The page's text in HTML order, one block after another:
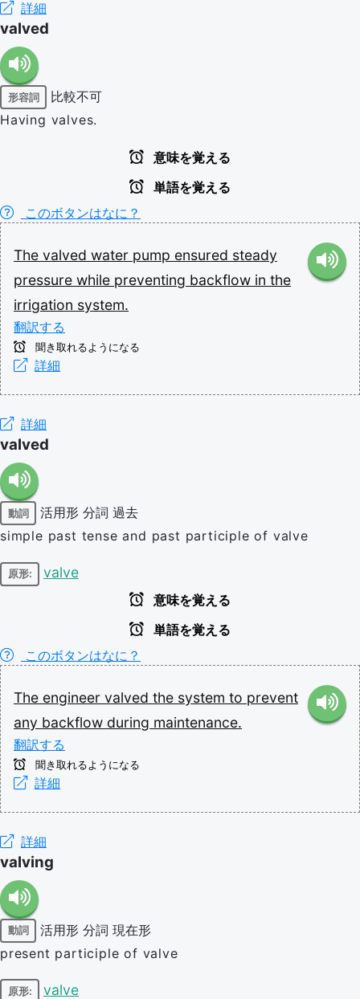
詳細
valved
形容詞
比較不可
Having valves.
意味を覚える
単語を覚える
このボタンはなに？
The valved water pump ensured steady
pressure while preventing backflow in the
irrigation system.
翻訳する
聞き取れるようになる
詳細
詳細
valved
動詞 活用形 分詞 過去
simple past tense and past participle of valve
原形: valve
意味を覚える
単語を覚える
このボタンはなに？
The engineer valved the system to prevent
any backflow during maintenance.
翻訳する
聞き取れるようになる
詳細
詳細
valving
動詞 活用形 分詞 現在形
present participle of valve
原形: valve